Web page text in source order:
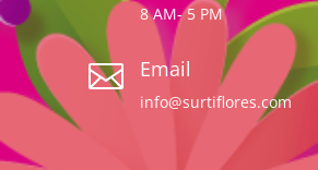
8 AM- 5 PM
 Email
info@surtiflores.com